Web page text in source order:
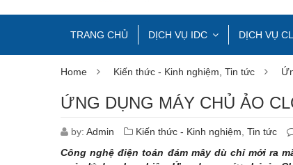
TRANG CHỦ DỊCH VỤ IDC DỊCH VỤ
Home Kiến thức - Kinh nghiệm, Tin tức
ỨNG DỤNG MÁY CHỦ ẢO
by: Admin Kiến thức - Kinh nghiệm, Tin tức
Công nghệ điện toán đám mây dù chỉ mới ra